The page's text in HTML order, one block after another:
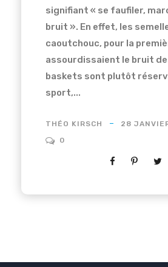
signifiant « se faufiler,
bruit ». En effet, les
caoutchouc, pour la
assourdissaient le bruit
baskets sont plutôt
sport,...
THÉO KIRSCH
28
0